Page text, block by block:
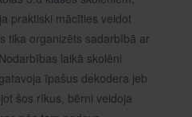
praktiski mācīties veidot
tika organizēts sadarbībā ar
laikā skolēni
īpašus dekodera jeb
šos rīkus, bērni veidoja